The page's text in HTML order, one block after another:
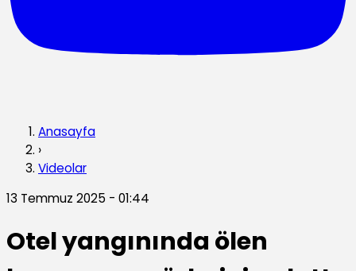
Anasayfa
›
Videolar
13 Temmuz 2025 - 01:44
Otel yangınında ölen